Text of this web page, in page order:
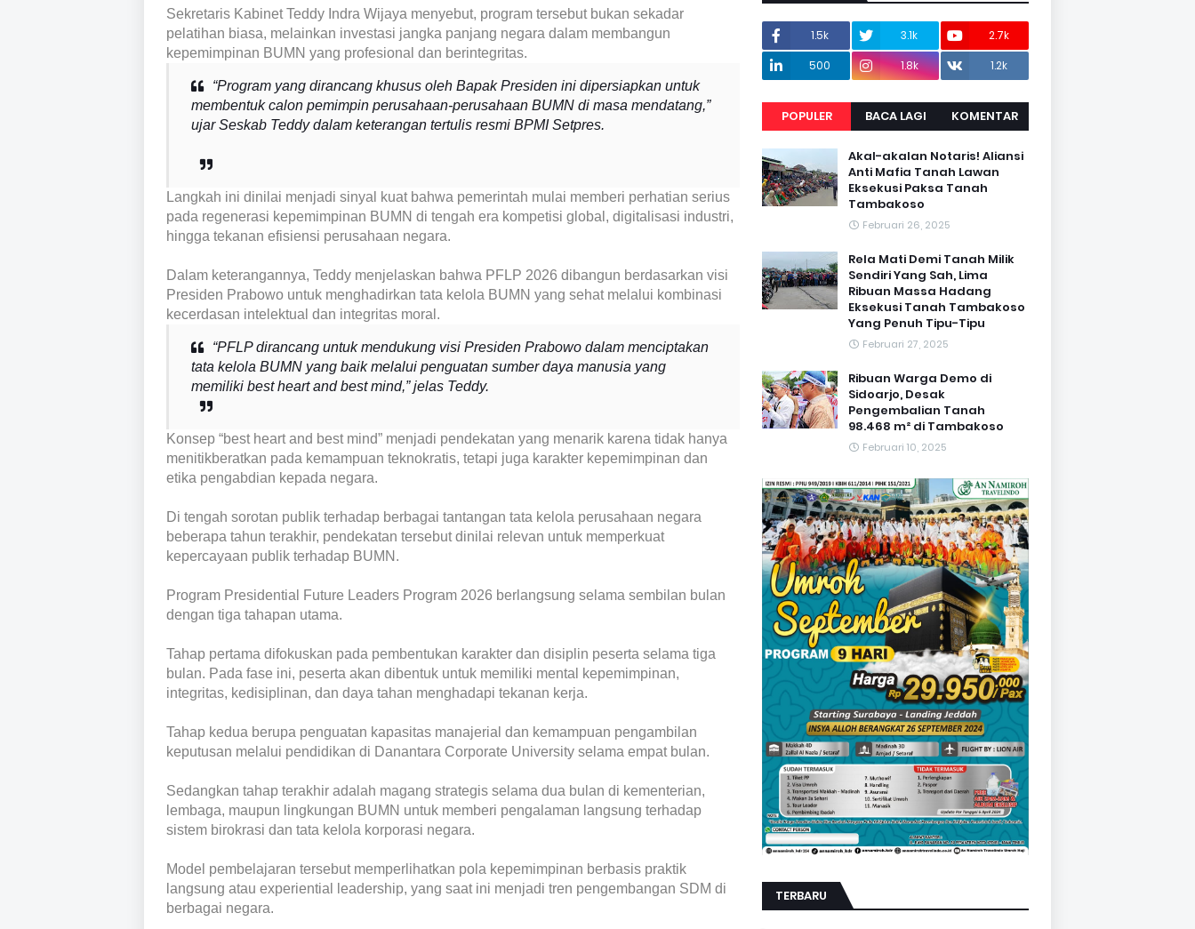
Sekretaris Kabinet Teddy Indra Wijaya menyebut, program tersebut bukan sekadar
pelatihan biasa, melainkan investasi jangka panjang negara dalam membangun
kepemimpinan BUMN yang profesional dan berintegritas.
“Program yang dirancang khusus oleh Bapak Presiden ini dipersiapkan untuk
membentuk calon pemimpin perusahaan-perusahaan BUMN di masa mendatang,”
ujar Seskab Teddy dalam keterangan tertulis resmi BPMI Setpres.
Langkah ini dinilai menjadi sinyal kuat bahwa pemerintah mulai memberi perhatian serius
pada regenerasi kepemimpinan BUMN di tengah era kompetisi global, digitalisasi industri,
hingga tekanan efisiensi perusahaan negara.
Dalam keterangannya, Teddy menjelaskan bahwa PFLP 2026 dibangun berdasarkan visi
Presiden Prabowo untuk menghadirkan tata kelola BUMN yang sehat melalui kombinasi
kecerdasan intelektual dan integritas moral.
“PFLP dirancang untuk mendukung visi Presiden Prabowo dalam menciptakan
tata kelola BUMN yang baik melalui penguatan sumber daya manusia yang
memiliki best heart and best mind,” jelas Teddy.
Konsep “best heart and best mind” menjadi pendekatan yang menarik karena tidak hanya
menitikberatkan pada kemampuan teknokratis, tetapi juga karakter kepemimpinan dan
etika pengabdian kepada negara.
Di tengah sorotan publik terhadap berbagai tantangan tata kelola perusahaan negara
beberapa tahun terakhir, pendekatan tersebut dinilai relevan untuk memperkuat
kepercayaan publik terhadap BUMN.
Program Presidential Future Leaders Program 2026 berlangsung selama sembilan bulan
dengan tiga tahapan utama.
Tahap pertama difokuskan pada pembentukan karakter dan disiplin peserta selama tiga
bulan. Pada fase ini, peserta akan dibentuk untuk memiliki mental kepemimpinan,
integritas, kedisiplinan, dan daya tahan menghadapi tekanan kerja.
Tahap kedua berupa penguatan kapasitas manajerial dan kemampuan pengambilan
keputusan melalui pendidikan di Danantara Corporate University selama empat bulan.
Sedangkan tahap terakhir adalah magang strategis selama dua bulan di kementerian,
lembaga, maupun lingkungan BUMN untuk memberi pengalaman langsung terhadap
sistem birokrasi dan tata kelola korporasi negara.
Model pembelajaran tersebut memperlihatkan pola kepemimpinan berbasis praktik
langsung atau experiential leadership, yang saat ini menjadi tren pengembangan SDM di
berbagai negara.
1.5k 3.1k
2.7k
500
1.8k 1.2k
POPULER BACA LAGI KOMENTAR
Akal-akalan Notaris! Aliansi
Anti Mafia Tanah Lawan
Eksekusi Paksa Tanah
Tambakoso
Februari 26, 2025
Rela Mati Demi Tanah Milik
Sendiri Yang Sah, Lima
Ribuan Massa Hadang
Eksekusi Tanah Tambakoso
Yang Penuh Tipu-Tipu
Februari 27, 2025
Ribuan Warga Demo di
Sidoarjo, Desak
Pengembalian Tanah
98.468 m² di Tambakoso
Februari 10, 2025
TERBARU